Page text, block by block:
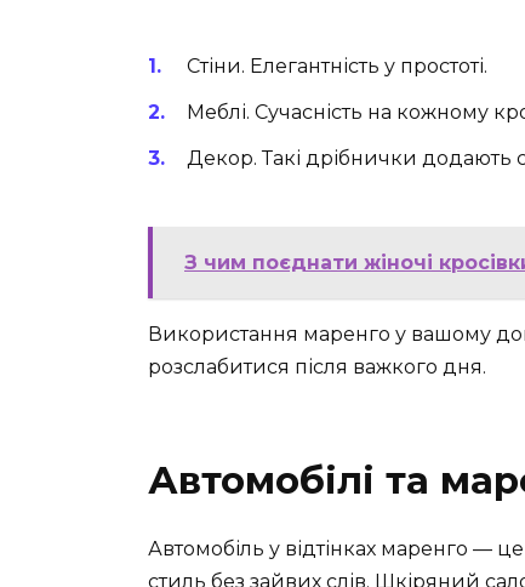
Стіни. Елегантність у простоті.
Меблі. Сучасність на кожному
Декор. Такі дрібнички додають
З чим поєднати жіночі
Використання маренго у вашому
розслабитися після важкого дня.
Автомобілі та
Автомобіль у відтінках маренго —
стиль без зайвих слів. Шкіряний